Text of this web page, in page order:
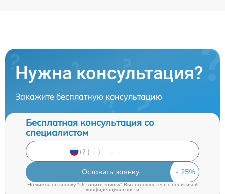
Нужна консультация?
Закажите бесплатную консультацию
Бесплатная консультация со
специалистом
Оставить заявку
Нажимая на кнопку "Оставить заявку" Вы соглашаетесь c политикой
конфиденциальности